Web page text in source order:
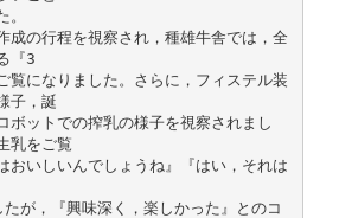
成の行程を視察され，種雄牛舎では，全
『3
覧になりました。さらに，フィステル装
子，誕
ボットでの搾乳の様子を視察されまし
乳をご覧
おいしいんでしょうね』『はい，それは
が，『興味深く，楽しかった』とのコ